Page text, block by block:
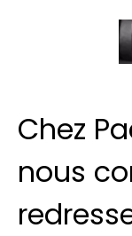
Chez
nous